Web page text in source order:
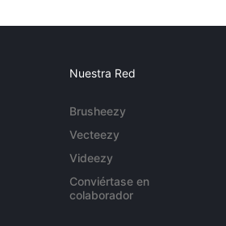
Nuestra Red
Brusheezy
Vecteezy
Videezy
Conviértase en
colaborador